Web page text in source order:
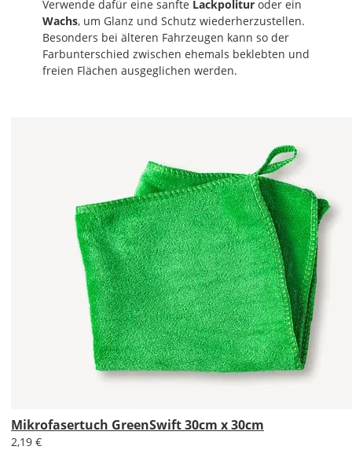
Verwende dafür eine sanfte Lackpolitur oder ein
Wachs, um Glanz und Schutz wiederherzustellen.
Besonders bei älteren Fahrzeugen kann so der
Farbunterschied zwischen ehemals beklebten und
freien Flächen ausgeglichen werden.
Mikrofasertuch GreenSwift 30cm x 30cm
2,19 €